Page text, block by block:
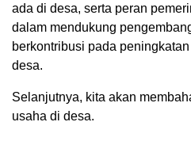
ada di desa, serta peran
dalam mendukung
berkontribusi pada
desa.
Selanjutnya, kita akan
usaha di desa.